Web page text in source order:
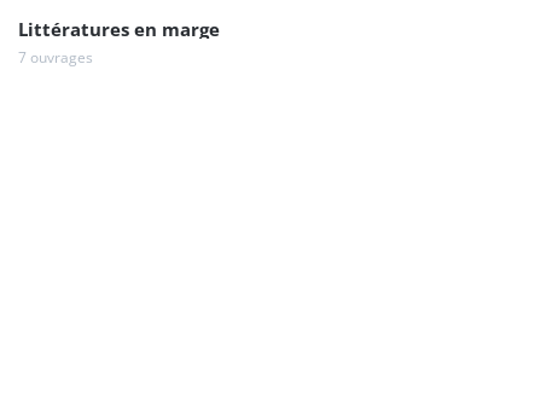
Littératures en marge
7 ouvrages